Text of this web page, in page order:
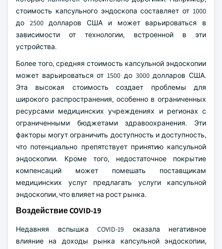
стоимость капсульного эндоскопа составляет от 1000
до 2500 долларов США и может варьироваться в
зависимости от технологии, встроенной в эти
устройства.
Более того, средняя стоимость капсульной эндоскопии
может варьироваться от 1500 до 3000 долларов США.
Эта высокая стоимость создает проблемы для
широкого распространения, особенно в ограниченных
ресурсами медицинских учреждениях и регионах с
ограниченными бюджетами здравоохранения. Эти
факторы могут ограничить доступность и доступность,
что потенциально препятствует принятию капсульной
эндоскопии. Кроме того, недостаточное покрытие
компенсаций может помешать поставщикам
медицинских услуг предлагать услуги капсульной
эндоскопии, что влияет на рост рынка.
Воздействие COVID-19
Недавняя вспышка COVID-19 оказала негативное
влияние на доходы рынка капсульной эндоскопии,